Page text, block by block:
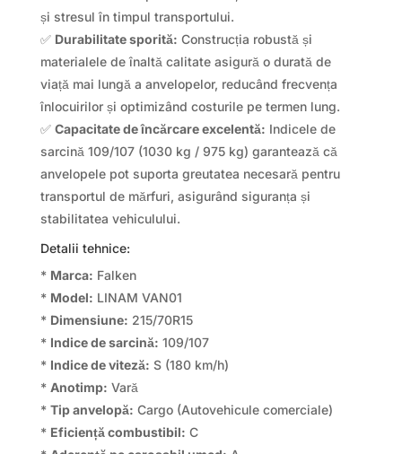
și stresul în timpul transportului.
✅ Durabilitate sporită: Construcția robustă și
materialele de înaltă calitate asigură o durată de
viață mai lungă a anvelopelor, reducând frecvența
înlocuirilor și optimizând costurile pe termen lung.
✅ Capacitate de încărcare excelentă: Indicele de
sarcină 109/107 (1030 kg / 975 kg) garantează că
anvelopele pot suporta greutatea necesară pentru
transportul de mărfuri, asigurând siguranța și
stabilitatea vehiculului.
Detalii tehnice:
* Marca: Falken
* Model: LINAM VAN01
* Dimensiune: 215/70R15
* Indice de sarcină: 109/107
* Indice de viteză: S (180 km/h)
* Anotimp: Vară
* Tip anvelopă: Cargo (Autovehicule comerciale)
* Eficiență combustibil: C